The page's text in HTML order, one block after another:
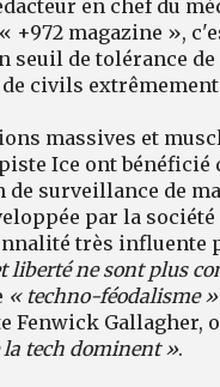
en chef du
+972 magazine »,
seuil de tolérance
civils extrêmement
massives et
Ice ont bénéficié
surveillance de
par la société
très influente
liberté ne sont plus
« techno-féodalisme »
Fenwick Gallagher,
la tech dominent ».